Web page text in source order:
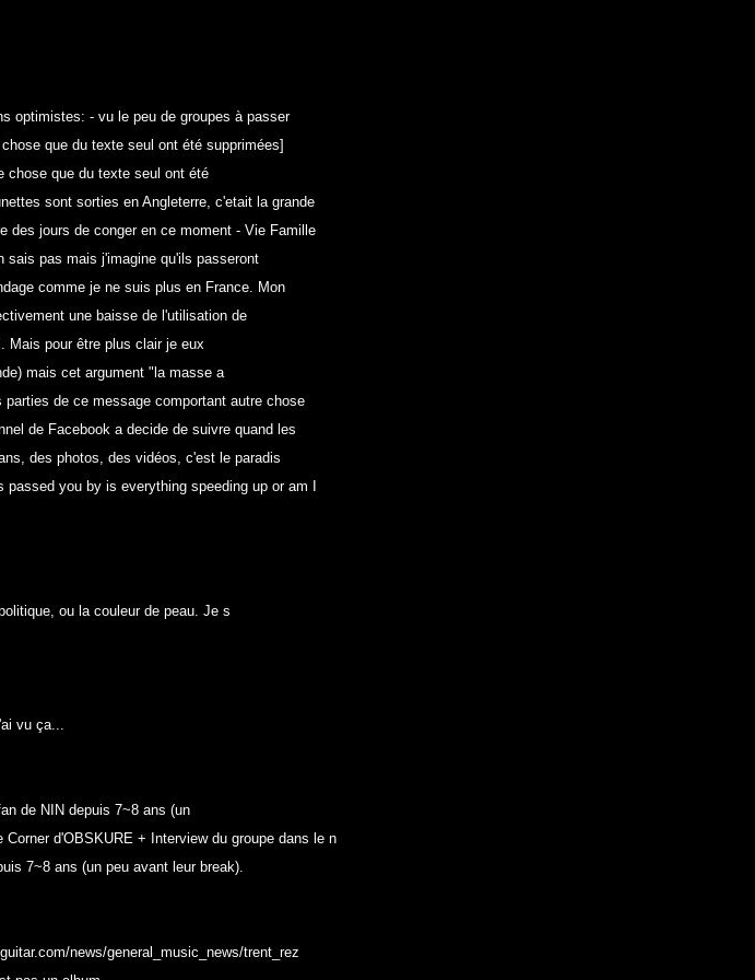
optimistes: - vu le peu de groupes à passer
que du texte seul ont été supprimées]
chose que du texte seul ont été
sont sorties en Angleterre, c'etait la grande
des jours de conger en ce moment - Vie Famille
sais pas mais j'imagine qu'ils passeront
comme je ne suis plus en France. Mon
une baisse de l'utilisation de
Mais pour être plus clair je eux
mais cet argument "la masse a
de ce message comportant autre chose
de Facebook a decide de suivre quand les
des photos, des vidéos, c'est le paradis
you by is everything speeding up or am I
ou la couleur de peau. Je s
vu ça...
de NIN depuis 7~8 ans (un
d'OBSKURE + Interview du groupe dans le n
7~8 ans (un peu avant leur break).
news/general_music_news/trent_rez